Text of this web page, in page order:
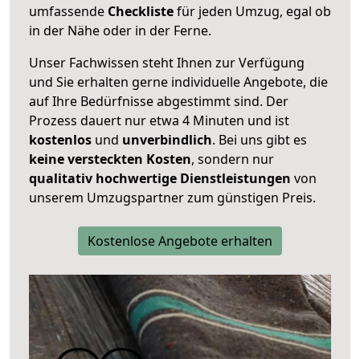
umfassende Checklistefür jeden Umzug, egal ob
in der Nähe oder in der Ferne.
Unser Fachwissen steht Ihnen zur Verfügung
und Sie erhalten gerne individuelle Angebote, die
auf Ihre Bedürfnisse abgestimmt sind. Der
Prozess dauert nur etwa 4 Minuten und ist
kostenlos und unverbindlich. Bei uns gibt es
keine versteckten Kosten, sondern nur
qualitativ hochwertige Dienstleistungen von
unserem Umzugspartner zum günstigen Preis.
Kostenlose Angebote erhalten